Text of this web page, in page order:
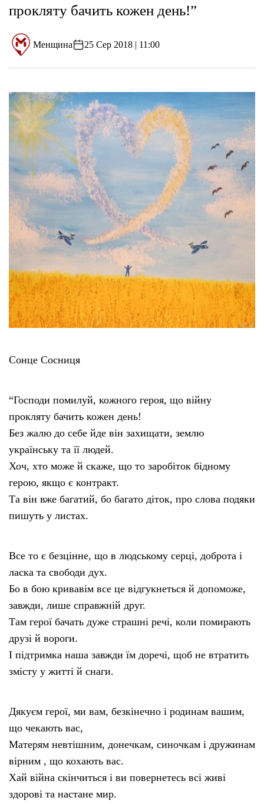
прокляту бачить кожен день!”
Менщина 25 Сер 2018 | 11:00
Сонце Сосниця
“Господи помилуй, кожного героя, що війну
прокляту бачить кожен день!
Без жалю до себе йде він захищати, землю
українську та її людей.
Хоч, хто може й скаже, що то заробіток бідному
герою, якщо є контракт.
Та він вже багатий, бо багато діток, про слова подяки
пишуть у листах.
Все то є безцінне, що в людському серці, доброта і
ласка та свободи дух.
Бо в бою кривавім все це відгукнеться й допоможе,
завжди, лише справжній друг.
Там герої бачать дуже страшні речі, коли помирають
друзі й вороги.
І підтримка наша завжди їм доречі, щоб не втратить
змісту у житті й снаги.
Дякуєм герої, ми вам, безкінечно і родинам вашим,
що чекають вас,
Матерям невтішним, донечкам, синочкам і дружинам
вірним , що кохають вас.
Хай війна скінчиться і ви повернетесь всі живі
здорові та настане мир.